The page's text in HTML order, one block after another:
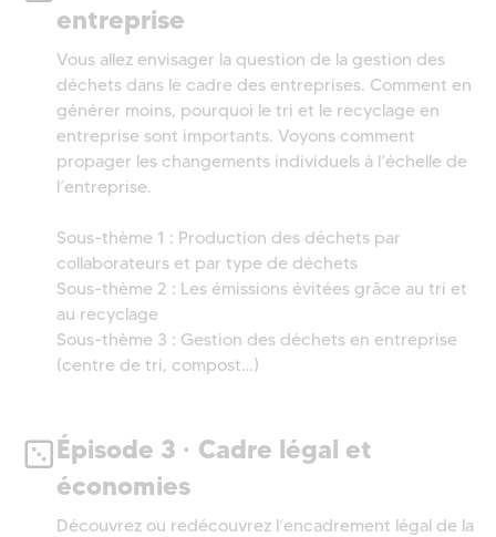
entreprise
Vous allez envisager la question de la gestion des
déchets dans le cadre des entreprises. Comment en
générer moins, pourquoi le tri et le recyclage en
entreprise sont importants. Voyons comment
propager les changements individuels à l’échelle de
l’entreprise.
Sous-thème 1 : Production des déchets par
collaborateurs et par type de déchets
Sous-thème 2 : Les émissions évitées grâce au tri et
au recyclage
Sous-thème 3 : Gestion des déchets en entreprise
(centre de tri, compost…)
Épisode 3 · Cadre légal et
économies
Découvrez ou redécouvrez l’encadrement légal de la